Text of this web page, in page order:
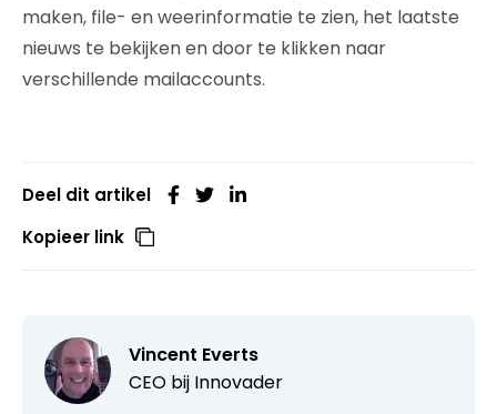
maken, file- en weerinformatie te zien, het laatste
nieuws te bekijken en door te klikken naar
verschillende mailaccounts.
Deel dit artikel
Kopieer link
Vincent Everts
CEO bij Innovader